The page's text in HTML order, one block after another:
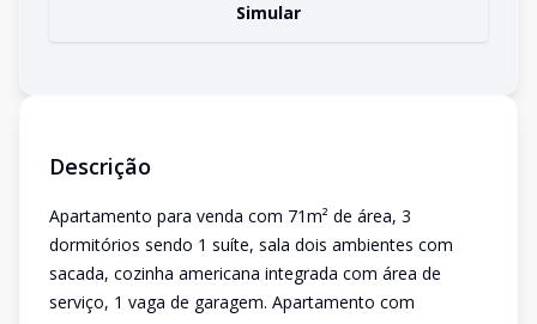
Simular
Descrição
Apartamento para venda com 71m² de área, 3
dormitórios sendo 1 suíte, sala dois ambientes com
sacada, cozinha americana integrada com área de
serviço, 1 vaga de garagem. Apartamento com